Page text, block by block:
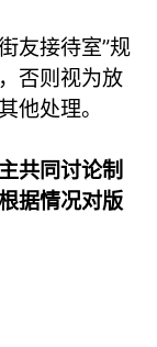
友接待室”规
否则视为放
他处理。
共同讨论制
据情况对版